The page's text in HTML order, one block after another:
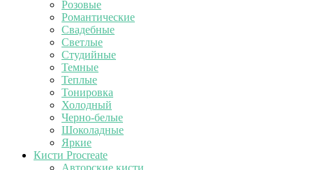
Розовые
Романтические
Свадебные
Светлые
Студийные
Темные
Теплые
Тонировка
Холодный
Черно-белые
Шоколадные
Яркие
Кисти Procreate
Авторские кисти